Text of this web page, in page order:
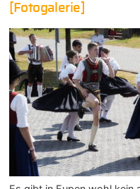
[Fotogalerie]